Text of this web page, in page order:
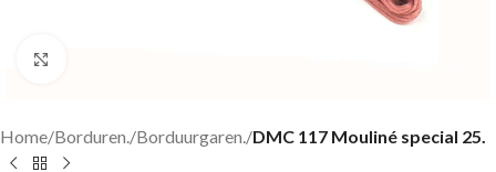
Home Borduren. Borduurgaren. DMC 117 Mouliné special 25.